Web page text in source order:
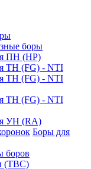
боры
ПН (HP)
ТН (FG) - NTI
ТН (FG) - NTI
ТН (FG) - NTI
УН (RA)
Боры для
боров